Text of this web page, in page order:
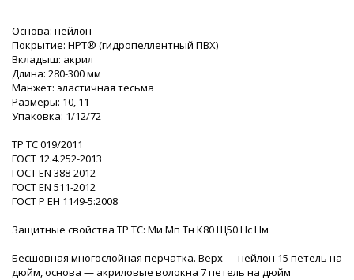
Основа: нейлон
Покрытие: HPT® (гидропеллентный ПВХ)
Вкладыш: акрил
Длина: 280-300 мм
Манжет: эластичная тесьма
Размеры: 10, 11
Упаковка: 1/12/72
ТР ТС 019/2011
ГОСТ 12.4.252-2013
ГОСТ ЕN 388-2012
ГОСТ EN 511-2012
ГОСТ Р ЕН 1149-5:2008
Защитные свойства ТР ТС: Ми Мп Тн К80 Щ50 Нс Нм
Бесшовная многослойная перчатка. Верх — нейлон 15 петель на
дюйм, основа — акриловые волокна 7 петель на дюйм